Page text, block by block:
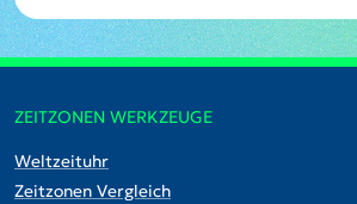
ZEITZONEN WERKZEUGE
Weltzeituhr
Zeitzonen Vergleich